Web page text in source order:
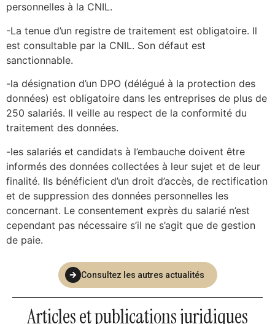
personnelles à la CNIL.
-La tenue d’un registre de traitement est obligatoire. Il
est consultable par la CNIL. Son défaut est
sanctionnable.
-la désignation d’un DPO (délégué à la protection des
données) est obligatoire dans les entreprises de plus de
250 salariés. Il veille au respect de la conformité du
traitement des données.
-les salariés et candidats à l’embauche doivent être
informés des données collectées à leur sujet et de leur
finalité. Ils bénéficient d’un droit d’accès, de rectification
et de suppression des données personnelles les
concernant. Le consentement exprès du salarié n’est
cependant pas nécessaire s’il ne s’agit que de gestion
de paie.
Consultez les autres actualités
Articles et publications juridiques